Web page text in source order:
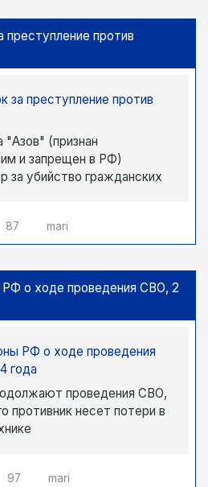
преступление против
"Азов" (признан
и запрещен в РФ)
за убийство гражданских
87 mari
о ходе проведения СВО, 2
проведения СВО,
противник несет потери в
97 mari